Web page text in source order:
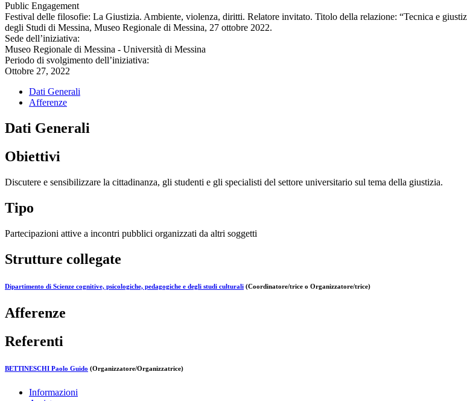
Public Engagement
Festival delle filosofie: La Giustizia. Ambiente, violenza, diritti. Relatore invitato. Titolo della relazione: “Tecnica e
degli Studi di Messina, Museo Regionale di Messina, 27 ottobre 2022.
Sede dell’iniziativa:
Museo Regionale di Messina - Università di Messina
Periodo di svolgimento dell’iniziativa:
Ottobre 27, 2022
Dati Generali
Afferenze
Dati Generali
Obiettivi
Discutere e sensibilizzare la cittadinanza, gli studenti e gli specialisti del settore universitario sul tema della giustizia.
Tipo
Partecipazioni attive a incontri pubblici organizzati da altri soggetti
Strutture collegate
Dipartimento di Scienze cognitive, psicologiche, pedagogiche e degli studi culturali (Coordinatore/trice o Organizzatore/trice)
Afferenze
Referenti
BETTINESCHI Paolo Guido (Organizzatore/Organizzatrice)
Informazioni